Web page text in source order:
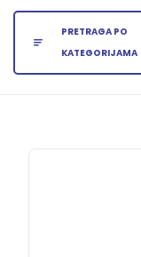
PRETRAGA PO
KATEGORIJAMA